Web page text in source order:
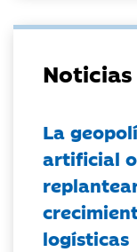
La
artificial
logísticas